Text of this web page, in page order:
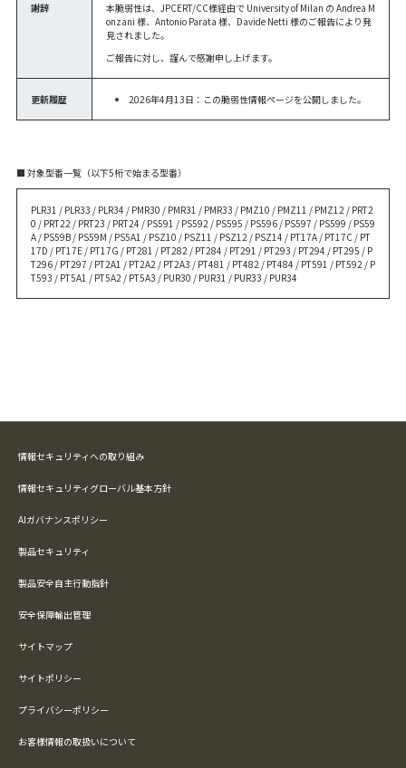
謝辞
本脆弱性は、JPCERT/CC様経由で University of Milan の Andrea M
onzani 様、Antonio Parata 様、Davide Netti 様のご報告により発
見されました。
ご報告に対し、謹んで感謝申し上げます。
更新履歴 2026年4月13日：この脆弱性情報ページを公開しました。
■ 対象型番一覧（以下5桁で始まる型番）
PLR31 / PLR33 / PLR34 / PMR30 / PMR31 / PMR33 / PMZ10 / PMZ11 / PMZ12 / PRT2
0 / PRT22 / PRT23 / PRT24 / PS591 / PS592 / PS595 / PS596 / PS597 / PS599 / PS59
A / PS59B / PS59M / PS5A1 / PSZ10 / PSZ11 / PSZ12 / PSZ14 / PT17A / PT17C / PT
17D / PT17E / PT17G / PT281 / PT282 / PT284 / PT291 / PT293 / PT294 / PT295 / P
T296 / PT297 / PT2A1 / PT2A2 / PT2A3 / PT481 / PT482 / PT484 / PT591 / PT592 / P
T593 / PT5A1 / PT5A2 / PT5A3 / PUR30 / PUR31 / PUR33 / PUR34
情報セキュリティへの取り組み
情報セキュリティグローバル基本方針
AIガバナンスポリシー
製品セキュリティ
製品安全自主行動指針
安全保障輸出管理
サイトマップ
サイトポリシー
プライバシーポリシー
お客様情報の取扱いについて